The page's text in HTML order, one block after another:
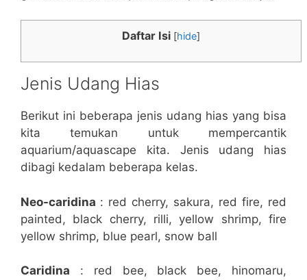
Daftar Isi [hide]
Jenis Udang Hias
Berikut ini beberapa jenis udang hias yang bisa
kita temukan untuk mempercantik
aquarium/aquascape kita. Jenis udang hias
dibagi kedalam beberapa kelas.
Neo-caridina : red cherry, sakura, red fire, red
painted, black cherry, rilli, yellow shrimp, fire
yellow shrimp, blue pearl, snow ball
Caridina : red bee, black bee, hinomaru,